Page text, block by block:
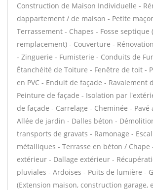
Construction de Maison Individuelle -
dappartement / de maison - Petite
Terrassement - Chapes - Fosse
remplacement) - Couverture -
- Zinguerie - Fumisterie - Conduits de
Étanchéité de Toiture - Fenêtre de toit -
en PVC - Enduit de façade - Ravalement
Peinture de façade - Isolation par
de façade - Carrelage - Cheminée -
Allée de jardin - Dalles béton -
transports de gravats - Ramonage -
métalliques - Terrasse en béton / Chape
extérieur - Dallage extérieur -
pluviales - Ardoises - Puits de lumière -
(Extension maison, construction garage,